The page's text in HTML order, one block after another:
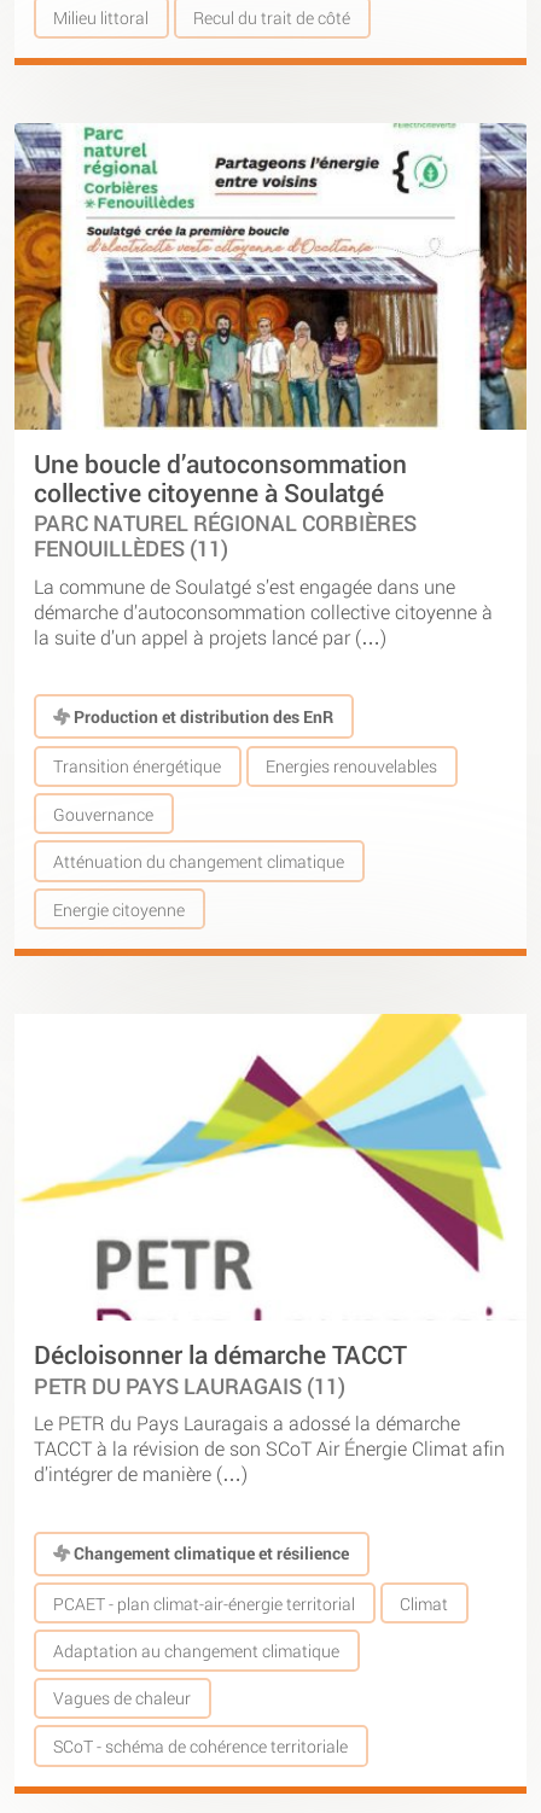
Milieu littoral Recul du trait de côté
Une boucle d’autoconsommation
collective citoyenne à Soulatgé
PARC NATUREL RÉGIONAL CORBIÈRES
FENOUILLÈDES (11)
La commune de Soulatgé s’est engagée dans une
démarche d’autoconsommation collective citoyenne à
la suite d’un appel à projets lancé par (…)
Production et distribution des EnR
Transition énergétique Energies renouvelables
Gouvernance
Atténuation du changement climatique
Energie citoyenne
Décloisonner la démarche TACCT
PETR DU PAYS LAURAGAIS (11)
Le PETR du Pays Lauragais a adossé la démarche
TACCT à la révision de son SCoT Air Énergie Climat afin
d’intégrer de manière (…)
Changement climatique et résilience
PCAET - plan climat-air-énergie territorial Climat
Adaptation au changement climatique
Vagues de chaleur
SCoT - schéma de cohérence territoriale